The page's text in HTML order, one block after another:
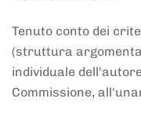
Tenuto conto dei
(struttura
individuale
Commissione,